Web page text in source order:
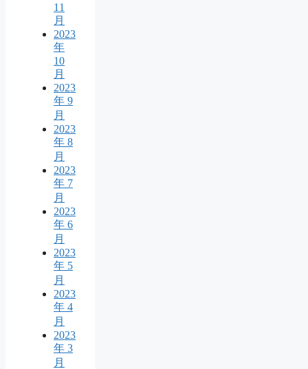
11
月
2023
年
10
月
2023
年 9
月
2023
年 8
月
2023
年 7
月
2023
年 6
月
2023
年 5
月
2023
年 4
月
2023
年 3
月